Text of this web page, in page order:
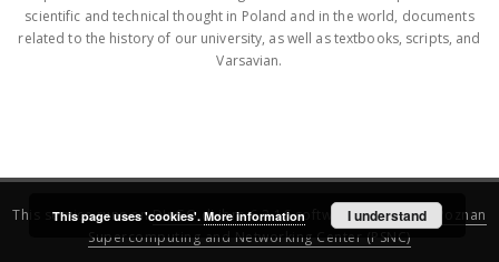
scientific and technical thought in Poland and in the world, documents
related to the history of our university, as well as textbooks, scripts, and
Varsavian.
This service runs onDInGO dLibra 6.3.16software created by
Poznan
Supercomputing and Networking Center (PSNC)
This page uses 'cookies'. More information I understand